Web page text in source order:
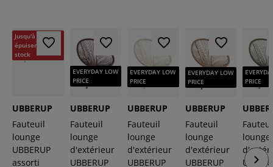
Jusqu'à
épuisement du
stock
UBBERUP
Fauteuil
lounge
UBBERUP
assorti
EVERYDAY LOW
PRICE
UBBERUP
Fauteuil
lounge
d'extérieur
UBBERUP
EVERYDAY LOW
PRICE
UBBERUP
Fauteuil
lounge
d'extérieur
UBBERUP
EVERYDAY LOW
PRICE
UBBERUP
Fauteuil
lounge
d'extérieur
UBBERUP
PRICE
lounge